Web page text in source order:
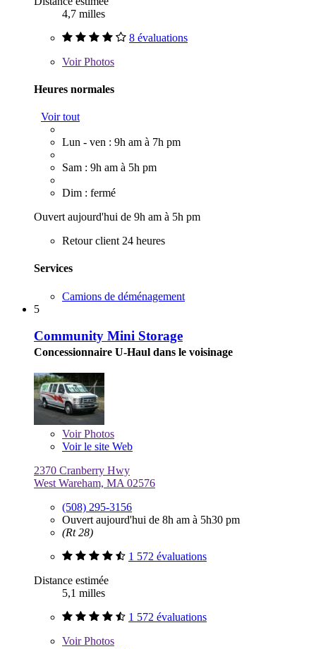
4,7 milles
8 évaluations
VoirPhotos
Heures normales
Voir tout
Lun - ven : 9h am à 7h pm
Sam : 9h am à 5h pm
Dim : fermé
Ouvert aujourd'hui de 9h am à 5h pm
Retour client 24 heures
Services
Camions de déménagement
5
Community Mini Storage
Concessionnaire U-Haul dans le voisinage
VoirPhotos
Voir le site Web
2370 Cranberry Hwy
West Wareham, MA 02576
(508) 295-3156
Ouvert aujourd'hui de 8h am à 5h30 pm
(Rt 28)
1 572 évaluations
Distance estimée
5,1 milles
1 572 évaluations
VoirPhotos